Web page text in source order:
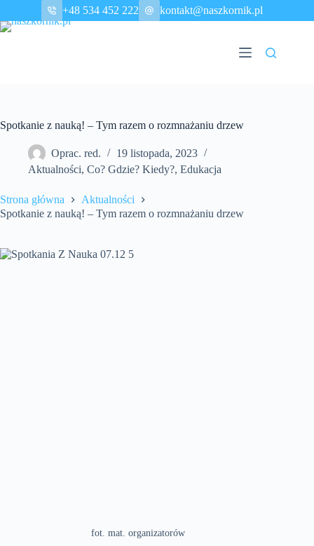
treści
+48 534 452 222 kontakt@naszkornik.pl
Spotkanie z nauką! – Tym razem o rozmnażaniu drzew
Oprac. red.
19 listopada, 2023
Aktualności, Co? Gdzie? Kiedy?, Edukacja
Strona główna
Aktualności
Spotkanie z nauką! – Tym razem o rozmnażaniu drzew
fot. mat. organizatorów